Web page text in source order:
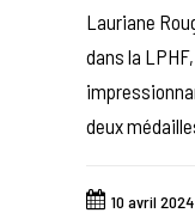
Lauriane
dans la
deux
10 avril 2024